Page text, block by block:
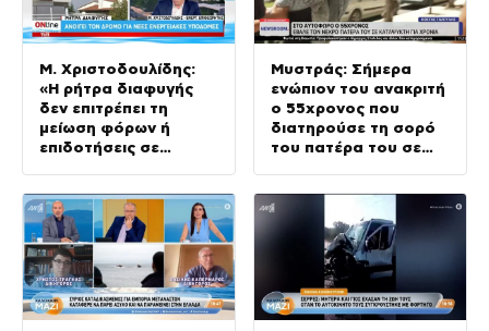
Μ. Χριστοδουλίδης:
«Η ρήτρα διαφυγής
δεν επιτρέπει τη
μείωση φόρων ή
επιδοτήσεις σε
Μυστράς: Σήμερα
ενώπιον του ανακριτή
ο 55χρονος που
διατηρούσε τη σορό
του πατέρα του σε
του γραμμή